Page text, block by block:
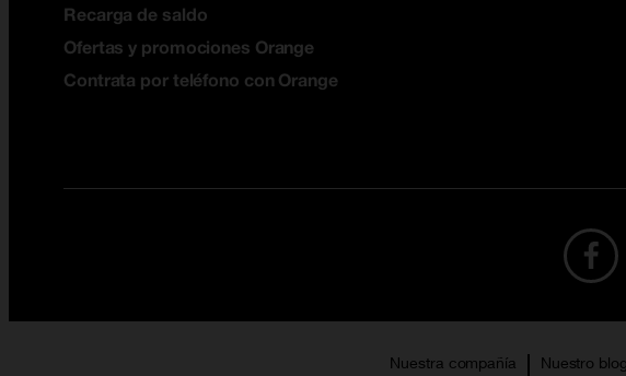
Recarga de saldo
Ofertas y promociones Orange
Contrata por teléfono con Orange
Nuestra compañía Nuestro blog